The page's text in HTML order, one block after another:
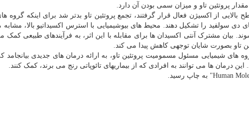
دی سولفید را تشکیل دهند. محیط های بیوشیمیایی با استرس اکسیداتیو بالا،
بیان مشترک آنتی اکسیدان ها برای مقابله با این اثر، به فرآیندهای طبیعی کمک می
تاو بصورت شایان توجهی کاهش پیدا می کند.
های شیمیایی مسئول مسمومیت پروتئین تاو، به ارائه درمان های جدیدی بیانجامد که
درمان ها می توانند به افرادی که از بیماریهای تائوپاتی رنج می برند، کمک کنند.